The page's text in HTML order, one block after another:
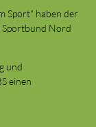
Sport“ haben der
Sportbund Nord
und
einen